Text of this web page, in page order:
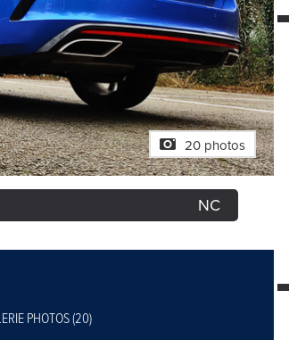
20 photos
NC
PHOTOS (20)